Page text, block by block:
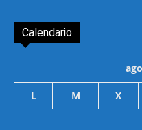
Calendario
L M X